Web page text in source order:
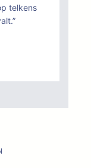
telkens